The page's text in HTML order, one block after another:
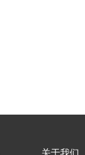
关于我们